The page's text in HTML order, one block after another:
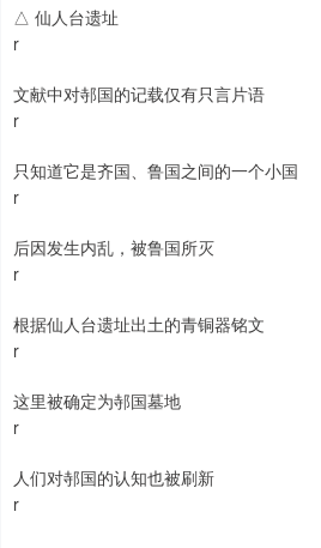
△ 仙人台遗址
r
文献中对邿国的记载仅有只言片语
r
只知道它是齐国、鲁国之间的一个小国
r
后因发生内乱，被鲁国所灭
r
根据仙人台遗址出土的青铜器铭文
r
这里被确定为邿国墓地
r
人们对邿国的认知也被刷新
r